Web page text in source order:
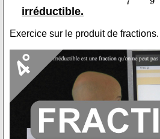
irréductible.
Exercice sur le produit de fractions.